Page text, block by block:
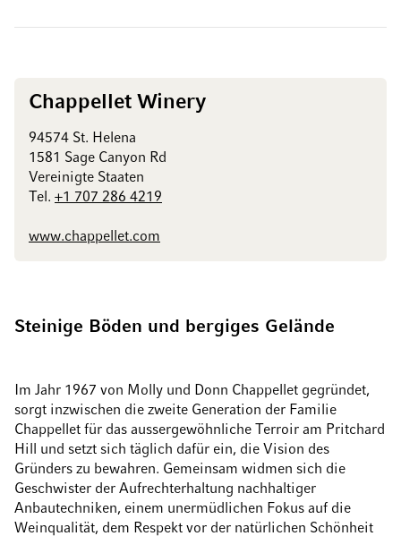
Chappellet Winery
94574 St. Helena
1581 Sage Canyon Rd
Vereinigte Staaten
Tel. +1 707 286 4219
www.chappellet.com
Steinige Böden und bergiges Gelände
Im Jahr 1967 von Molly und Donn Chappellet gegründet,
sorgt inzwischen die zweite Generation der Familie
Chappellet für das aussergewöhnliche Terroir am Pritchard
Hill und setzt sich täglich dafür ein, die Vision des
Gründers zu bewahren. Gemeinsam widmen sich die
Geschwister der Aufrechterhaltung nachhaltiger
Anbautechniken, einem unermüdlichen Fokus auf die
Weinqualität, dem Respekt vor der natürlichen Schönheit